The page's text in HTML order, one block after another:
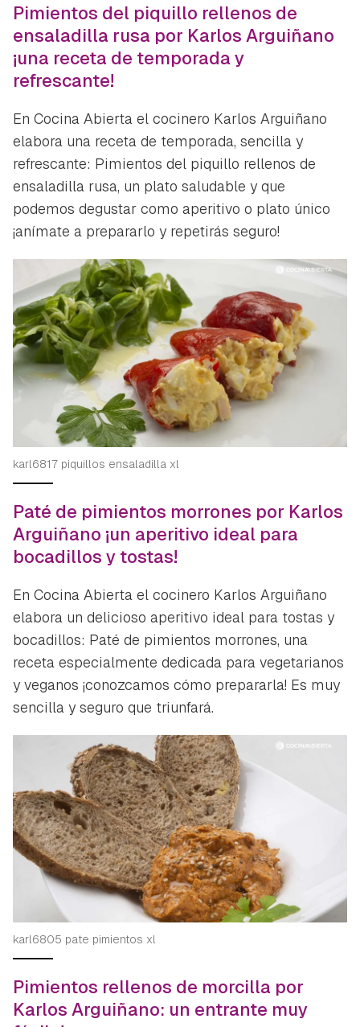
Pimientos del piquillo rellenos de
ensaladilla rusa por Karlos Arguiñano
¡una receta de temporada y
refrescante!
En Cocina Abierta el cocinero Karlos Arguiñano
elabora una receta de temporada, sencilla y
refrescante: Pimientos del piquillo rellenos de
ensaladilla rusa, un plato saludable y que
podemos degustar como aperitivo o plato único
¡anímate a prepararlo y repetirás seguro!
karl6817 piquillos ensaladilla xl
Paté de pimientos morrones por Karlos
Arguiñano ¡un aperitivo ideal para
bocadillos y tostas!
En Cocina Abierta el cocinero Karlos Arguiñano
elabora un delicioso aperitivo ideal para tostas y
bocadillos: Paté de pimientos morrones, una
receta especialmente dedicada para vegetarianos
y veganos ¡conozcamos cómo prepararla! Es muy
sencilla y seguro que triunfará.
karl6805 pate pimientos xl
Pimientos rellenos de morcilla por
Karlos Arguiñano: un entrante muy